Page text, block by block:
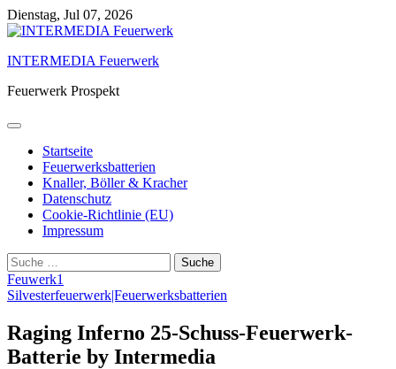
Skip
to
Dienstag, Jul 07, 2026
INTERMEDIA Feuerwerk
Feuerwerk Prospekt
Startseite
Feuerwerksbatterien
Knaller, Böller & Kracher
Datenschutz
Cookie-Richtlinie (EU)
Impressum
Suche
nach:
Feuwerk1
Silvesterfeuerwerk|Feuerwerksbatterien
Raging Inferno 25-Schuss-Feuerwerk-
Batterie by Intermedia